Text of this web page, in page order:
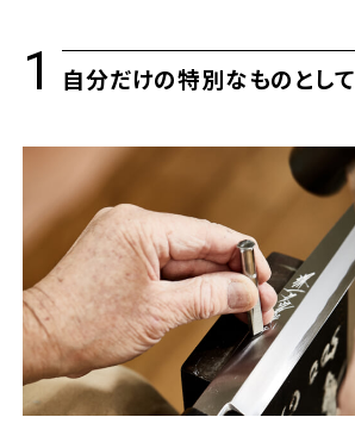
自分だけの特別なものとして